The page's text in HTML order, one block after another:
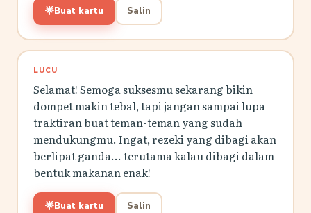
🌟Buat kartu Salin
LUCU
Selamat! Semoga suksesmu sekarang bikin
dompet makin tebal, tapi jangan sampai lupa
traktiran buat teman-teman yang sudah
mendukungmu. Ingat, rezeki yang dibagi akan
berlipat ganda... terutama kalau dibagi dalam
bentuk makanan enak!
🌟Buat kartu Salin